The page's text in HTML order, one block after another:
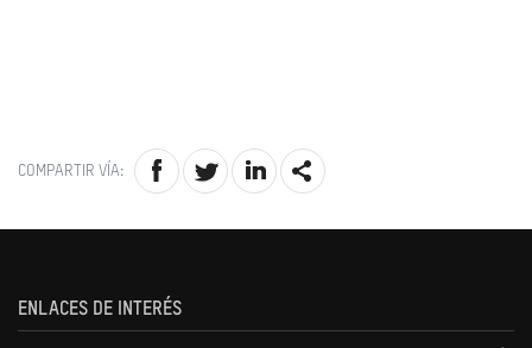
COMPARTIR VÍA:
ENLACES DE INTERÉS